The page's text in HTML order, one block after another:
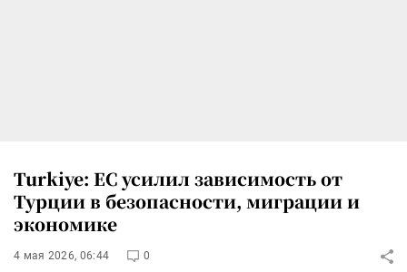
Turkiye: ЕС усилил зависимость от
Турции в безопасности, миграции и
экономике
4 мая 2026, 06:44 0